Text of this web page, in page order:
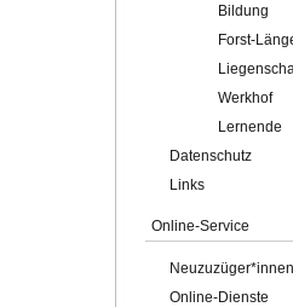
Bildung
Forst-
Werkhof
Lernende
Datenschutz
Links
Online-Service
Online-Dienste